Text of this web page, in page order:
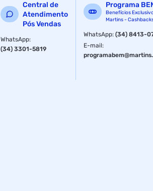
Central de
Atendimento
Pós Vendas
WhatsApp:
(34) 3301-5819
Programa
Benefícios
Martins -
WhatsApp:(34) 8413-
E-mail: